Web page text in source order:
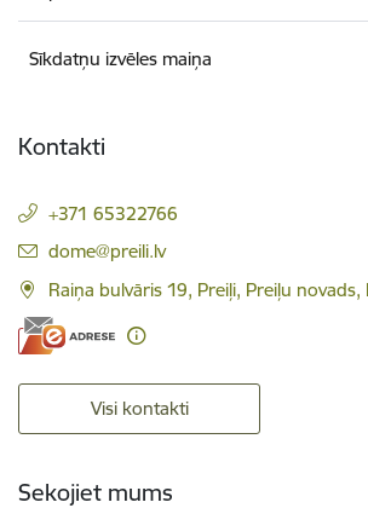
Sīkdatņu izvēles maiņa
Kontakti
+371 65322766
E-pasts:
dome@preili.lv
Raiņa bulvāris 19, Preiļi, Preiļu novads,
Visi kontakti
Sekojiet mums